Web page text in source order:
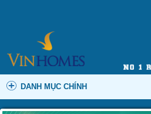
DANH MỤC CHÍNH